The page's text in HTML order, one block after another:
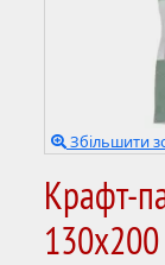
Збільшити
Крафт-